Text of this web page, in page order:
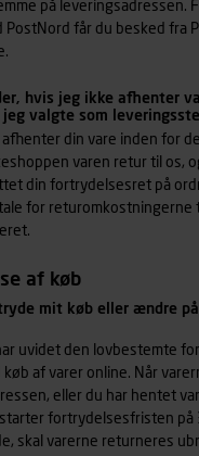
på leveringsadressen.
PostNord får du besked fra
hvis jeg ikke afhenter
jeg valgte som
afhenter din vare inden for
varen retur til os,
din fortrydelsesret på
for returomkostningerne
af køb
mit køb eller ændre
har uvidet den lovbestemte
køb af varer online. Når
eller du har hentet
fortrydelsesfristen på
skal varerne returneres